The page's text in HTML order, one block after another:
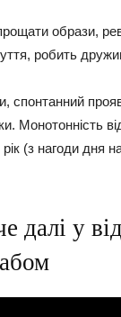
образи,
робить
спонтанний
Монотонність
(з нагоди дня
далі у